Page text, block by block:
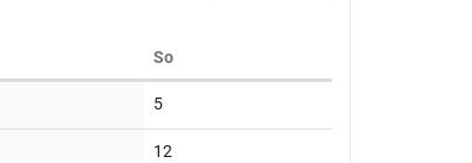
SoSonntag
5Keine
Veranstaltungen
12